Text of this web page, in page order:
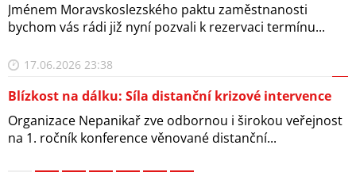
Jménem Moravskoslezského paktu zaměstnanosti
bychom vás rádi již nyní pozvali k rezervaci termínu...
17.06.2026 23:38
Blízkost na dálku: Síla distanční krizové intervence
Organizace Nepanikař zve odbornou i širokou veřejnost
na 1. ročník konference věnované distanční...